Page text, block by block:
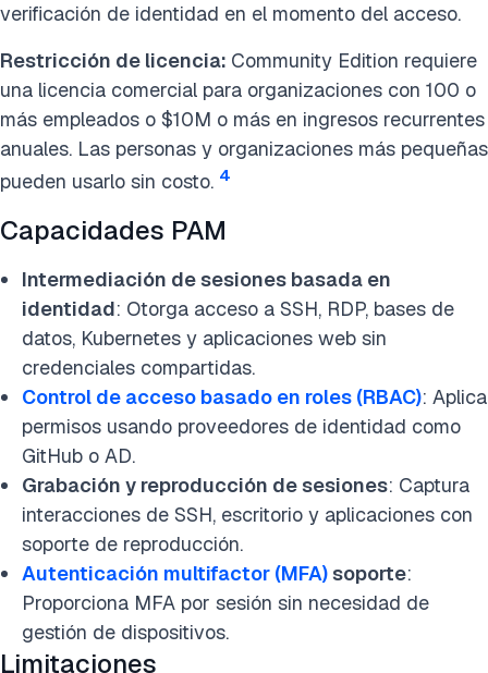
verificación de identidad en el momento del acceso.
Restricción de licencia: Community Edition requiere
una licencia comercial para organizaciones con 100 o
más empleados o $10M o más en ingresos recurrentes
anuales. Las personas y organizaciones más pequeñas
pueden usarlo sin costo. 4
Capacidades PAM
Intermediación de sesiones basada en
identidad: Otorga acceso a SSH, RDP, bases de
datos, Kubernetes y aplicaciones web sin
credenciales compartidas.
Control de acceso basado en roles (RBAC): Aplica
permisos usando proveedores de identidad como
GitHub o AD.
Grabación y reproducción de sesiones: Captura
interacciones de SSH, escritorio y aplicaciones con
soporte de reproducción.
Autenticación multifactor (MFA)soporte:
Proporciona MFA por sesión sin necesidad de
gestión de dispositivos.
Limitaciones